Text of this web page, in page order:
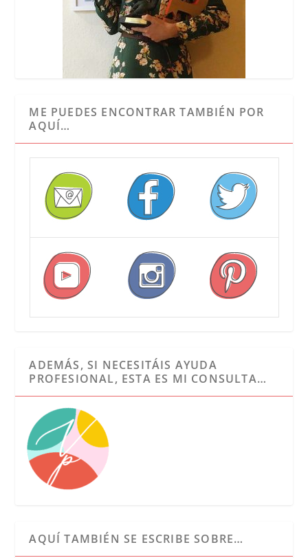
ME PUEDES ENCONTRAR TAMBIÉN POR
AQUÍ…
ADEMÁS, SI NECESITÁIS AYUDA
PROFESIONAL, ESTA ES MI CONSULTA…
AQUÍ TAMBIÉN SE ESCRIBE SOBRE…